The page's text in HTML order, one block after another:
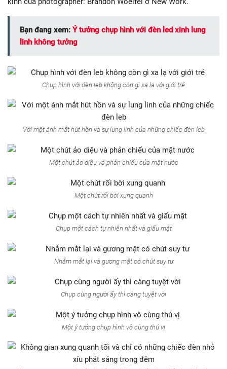
Bạn đang xem: Ý tưởng chụp hình với đèn led xinh lung
linh không tưởng
Chụp hình với đèn leb không còn gì xa lạ với giới trẻ
Với một ánh mắt hút hồn và sự lung linh của những chiếc đèn leb
Một chút ảo diệu và phản chiếu của mặt nước
Một chút rối bời xung quanh
Chụp một cách tự nhiên nhất và giấu mặt
Nhắm mắt lại và gương mặt có chút suy tư
Chụp cùng người ấy thì càng tuyệt vời
Một ý tưởng chụp hình vô cùng thú vị